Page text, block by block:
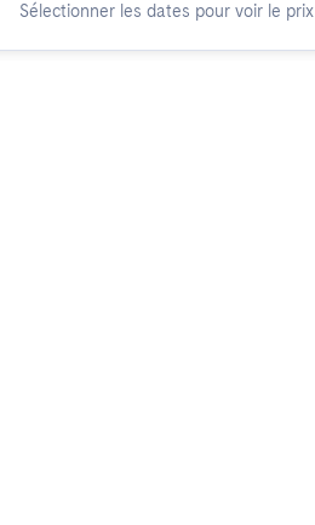
Sélectionner les dates pour voir le prix